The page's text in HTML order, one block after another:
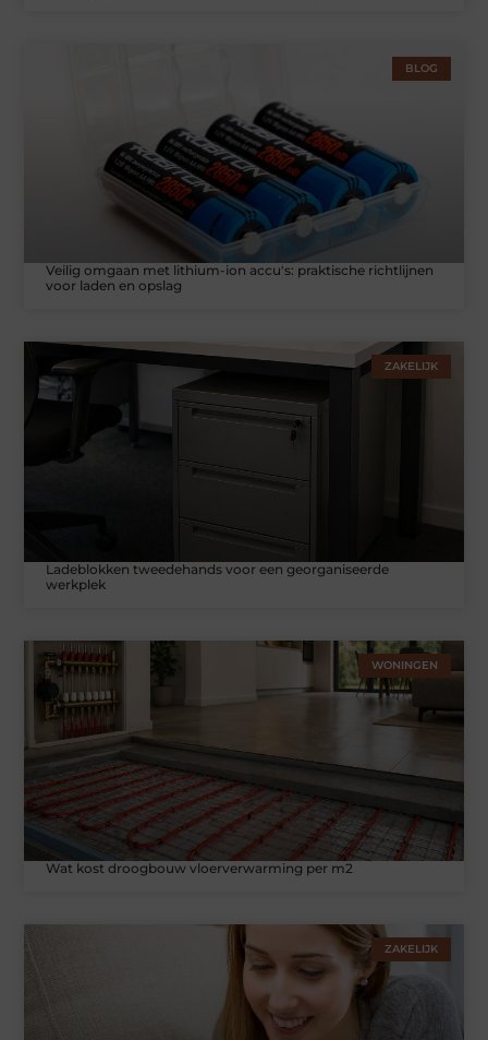
BLOG
Veilig omgaan met lithium-ion accu's: praktische richtlijnen
voor laden en opslag
ZAKELIJK
Ladeblokken tweedehands voor een georganiseerde
werkplek
WONINGEN
Wat kost droogbouw vloerverwarming per m2
ZAKELIJK